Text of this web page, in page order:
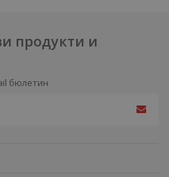
продукти и
бюлетин